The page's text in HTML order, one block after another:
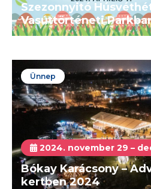
Szezonnyitó
Vasúttörténeti
Ünnep
2024. november 29 –
Bókay Karácsony –
kertben 2024